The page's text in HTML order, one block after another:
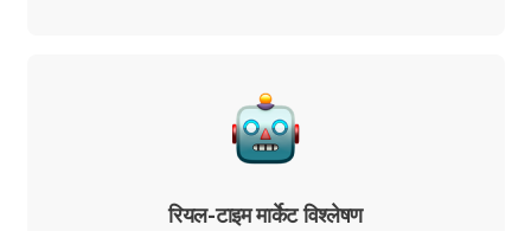
रियल-टाइम मार्केट विश्लेषण